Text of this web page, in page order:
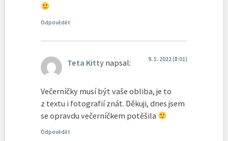
Odpovědět
Teta Kitty napsal: 9. 5. 2022 (8:01)
Večerníčky musí být vaše obliba, je to
z textu i fotografií znát. Děkuji, dnes jsem
se opravdu večerníčkem potěšila
Odpovědět